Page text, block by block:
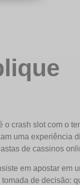
o crash slot com o
uma experiência
de cassinos
em apostar em
de decisão: